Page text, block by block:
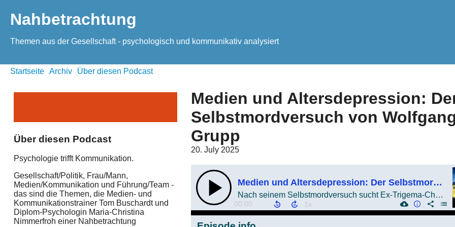
Nahbetrachtung
Themen aus der Gesellschaft - psychologisch und kommunikativ analysiert
Startseite Archiv Über diesen Podcast
Über diesen Podcast
Psychologie trifft Kommunikation.
Gesellschaft/Politik, Frau/Mann,
Medien/Kommunikation und Führung/Team -
das sind die Themen, die Medien- und
Kommunikationstrainer Tom Buschardt und
Diplom-Psychologin Maria-Christina
Nimmerfroh einer Nahbetrachtung
Medien und Altersdepression:
Selbstmordversuch von
Grupp
20. July 2025
Medien und Altersdepression: Der Selbstmordversuch von Wolfgang Grupp
Nach seinem Selbstmordversuch sucht Ex-Trigema-Chef Wolfgang Grupp die Öffentlichkeit!
00:00